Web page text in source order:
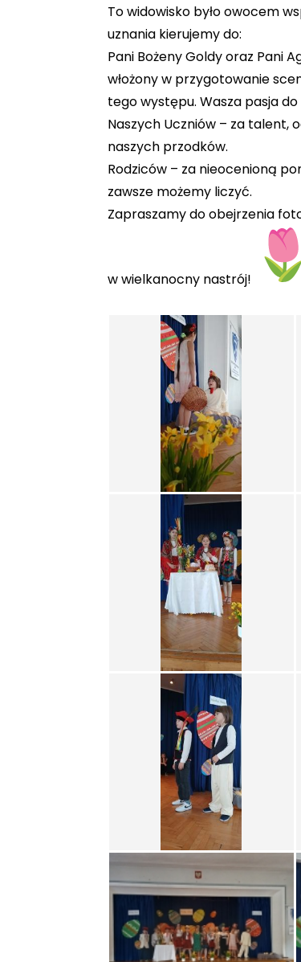
​To widowisko było owocem
uznania kierujemy do:
​Pani Bożeny Goldy oraz Pani
włożony w przygotowanie
tego występu. Wasza pasja
​Naszych Uczniów – za talent,
naszych przodków.
​Rodziców – za nieocenioną
zawsze możemy liczyć.
​Zapraszamy do obejrzenia
w wielkanocny nastrój!